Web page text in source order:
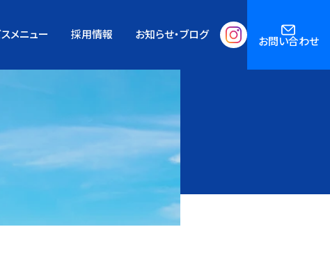
メニュー 採用情報 お知らせ・ブログ お問い合わせ